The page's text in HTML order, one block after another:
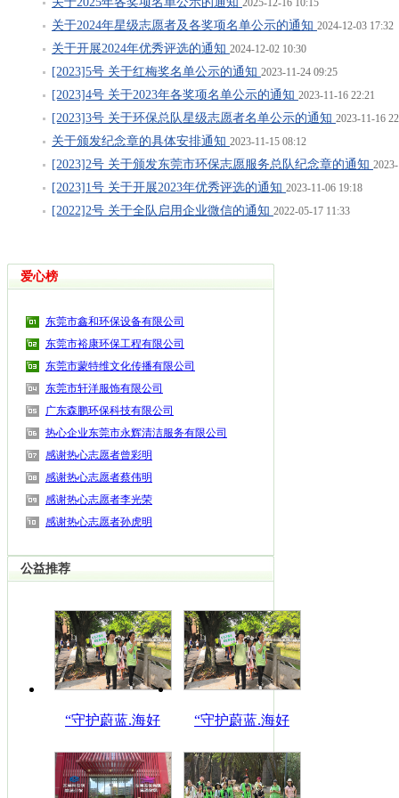
2025-12-16 10:15
关于2024年星级志愿者及各奖项名单公示的通知 2024-12-03 17:32
关于开展2024年优秀评选的通知 2024-12-02 10:30
[2023]5号 关于红梅奖名单公示的通知 2023-11-24 09:25
[2023]4号 关于2023年各奖项名单公示的通知 2023-11-16 22:21
[2023]3号 关于环保总队星级志愿者名单公示的通知 2023-11-16
关于颁发纪念章的具体安排通知 2023-11-15 08:12
[2023]2号 关于颁发东莞市环保志愿服务总队纪念章的通知
[2023]1号 关于开展2023年优秀评选的通知 2023-11-06 19:18
[2022]2号 关于全队启用企业微信的通知 2022-05-17 11:33
爱心榜
东莞市鑫和环保设备有限公司
东莞市裕康环保工程有限公司
东莞市蒙特维文化传播有限公司
东莞市轩洋服饰有限公司
广东森鹏环保科技有限公司
热心企业东莞市永辉清洁服务有限公司
感谢热心志愿者曾彩明
感谢热心志愿者蔡伟明
感谢热心志愿者李光荣
感谢热心志愿者孙虎明
公益推荐
“守护蔚蓝.海好 “守护蔚蓝.海好